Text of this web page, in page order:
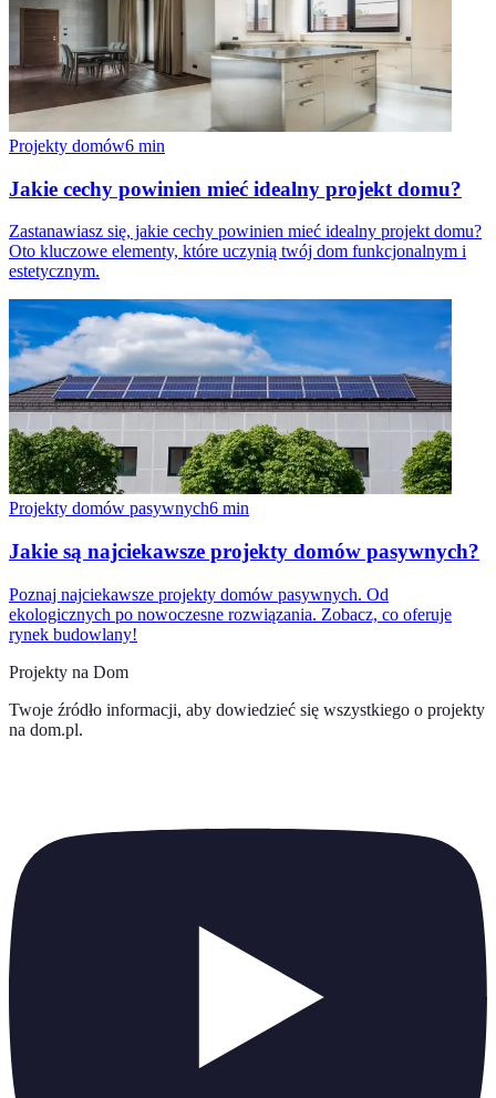
Projekty domów6 min
Jakie cechy powinien mieć idealny projekt domu?
Zastanawiasz się, jakie cechy powinien mieć idealny projekt domu?
Oto kluczowe elementy, które uczynią twój dom funkcjonalnym i
estetycznym.
Projekty domów pasywnych6 min
Jakie są najciekawsze projekty domów pasywnych?
Poznaj najciekawsze projekty domów pasywnych. Od
ekologicznych po nowoczesne rozwiązania. Zobacz, co oferuje
rynek budowlany!
Projekty na Dom
Twoje źródło informacji, aby dowiedzieć się wszystkiego o projekty
na dom.pl.